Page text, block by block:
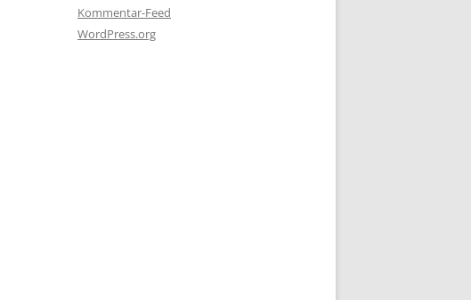
Kommentar-Feed
WordPress.org